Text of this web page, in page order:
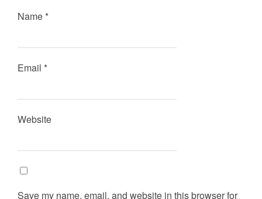
Name *
Email *
Website
Save my name, email, and website in this browser for